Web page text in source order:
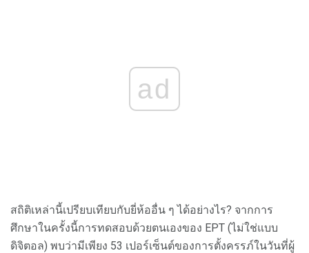
ad
สถิติเหล่านี้เปรียบเทียบกับยี่ห้ออื่น ๆ ได้อย่างไร? จากการ
ศึกษาในครั้งนี้การทดสอบด้วยตนเองของ EPT (ไม่ใช่แบบ
ดิจิตอล) พบว่ามีเพียง 53 เปอร์เซ็นต์ของการตั้งครรภ์ในวันที่ผู้